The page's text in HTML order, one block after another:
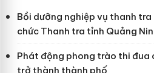
Bồi dưỡng nghiệp vụ thanh
chức Thanh tra tỉnh Quảng
Phát động phong trào thi đua
trở thành thành phố